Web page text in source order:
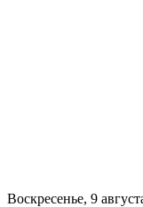
Воскресенье, 9